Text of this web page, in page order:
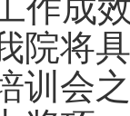
作成
院将
训会